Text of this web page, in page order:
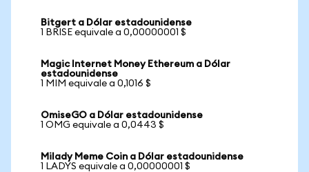
Bitgert a Dólar estadounidense
1 BRISE equivale a 0,00000001 $
Magic Internet Money Ethereum a Dólar
estadounidense
1 MIM equivale a 0,1016 $
OmiseGO a Dólar estadounidense
1 OMG equivale a 0,0443 $
Milady Meme Coin a Dólar estadounidense
1 LADYS equivale a 0,00000001 $